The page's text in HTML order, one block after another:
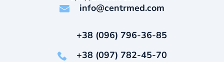
info@centrmed.com
+38 (096) 796-36-85
+38 (097) 782-45-70